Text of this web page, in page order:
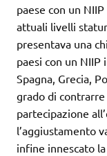
paese con un
attuali livelli
presentava una
paesi con un
Spagna, Grecia,
grado di
partecipazione
l’aggiustamento
infine innescato